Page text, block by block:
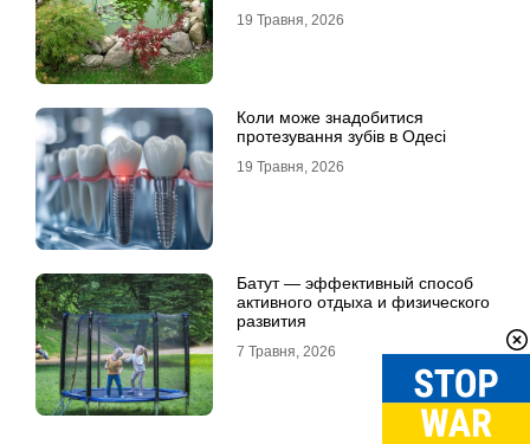
19 Травня, 2026
Коли може знадобитися
протезування зубів в Одесі
19 Травня, 2026
Батут — эффективный способ
активного отдыха и физического
развития
7 Травня, 2026